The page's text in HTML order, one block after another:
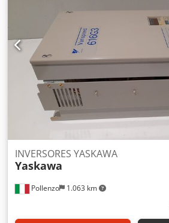
Pollenzo 1.063 km
INVERSORES YASKAWA
Yaskawa